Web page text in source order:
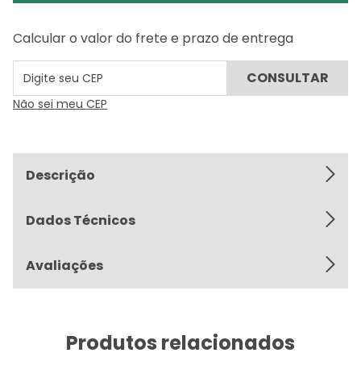
Calcular o valor do frete e prazo de entrega
Não sei meu CEP
Descrição
Dados Técnicos
Avaliações
Produtos relacionados